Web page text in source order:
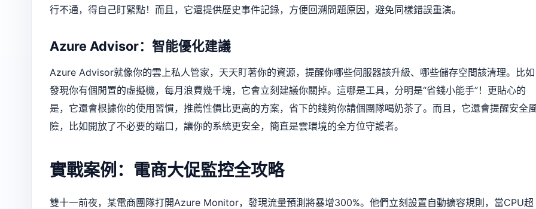
行不通，得自己盯緊點！而且，它還提供歷史事件記錄，方便回溯問題原因，避免同樣錯誤重演。
Azure Advisor：智能優化建議
Azure Advisor就像你的雲上私人管家，天天盯著你的資源，提醒你哪些伺服器該升級、哪些儲存空間該清理。比如
發現你有個閒置的虛擬機，每月浪費幾千塊，它會立刻建議你關掉。這哪是工具，分明是“省錢小能手”！更貼心的
是，它還會根據你的使用習慣，推薦性價比更高的方案，省下的錢夠你請個團隊喝奶茶了。而且，它還會提醒安全
險，比如開放了不必要的端口，讓你的系統更安全，簡直是雲環境的全方位守護者。
實戰案例：電商大促監控全攻略
雙十一前夜，某電商團隊打開Azure Monitor，發現流量預測將暴增300%。他們立刻設置自動擴容規則，當CPU超